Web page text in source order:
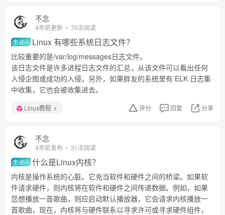
不念
4年前更新 70次阅读
提问 Linux 有哪些系统日志文件？
比较重要的是/var/log/messages日志文件。
该日志文件是许多进程日志文件的汇总，从该文件可以看出任何
入侵企图或成功的入侵。另外，如果胖友的系统里有 ELK 日志集
中收集，它也会被收集进去。
Linux教程 评分 回复 分享
不念
4年前发布 31次阅读
提问 什么是Linux内核？
内核是操作系统的心脏。它充当软件和硬件之间的桥梁。如果软
件请求硬件，则内核将在软件和硬件之间传递数据。例如，如果
您想播放一首歌曲，则应启动默认播放器，它会请求内核播放一
首歌曲，现在，内核将与硬件联系以寻求许可或寻求硬件组件，